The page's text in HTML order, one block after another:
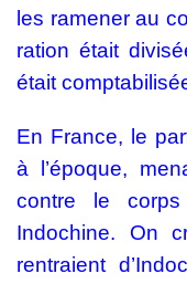
les ramener au
ration était
était
En France, le
à l’époque,
contre le corps
Indochine. On
rentraient